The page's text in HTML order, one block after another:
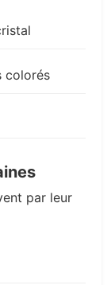
colorés
par leur